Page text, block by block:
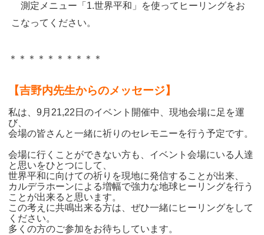
測定メニュー「1.世界平和」を使ってヒーリングをお
こなってください。
＊＊＊＊＊＊＊＊＊＊
【吉野内先生からのメッセージ】
私は、9月21,22日のイベント開催中、現地会場に足を運
び、
会場の皆さんと一緒に祈りのセレモニーを行う予定です。
会場に行くことができない方も、イベント会場にいる人達
と思いをひとつにして、
世界平和に向けての祈りを現地に発信することが出来、
カルデラホーンによる増幅で強力な地球ヒーリングを行う
ことが出来ると思います。
この考えに共鳴出来る方は、ぜひ一緒にヒーリングをして
ください。
多くの方のご参加をお待ちしています。